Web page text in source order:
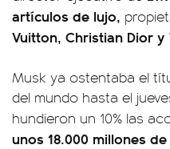
artículos de lujo,
Vuitton, Christian Dior y
Musk ya ostentaba el
del mundo hasta el
hundieron un 10% las
unos 18.000 millones